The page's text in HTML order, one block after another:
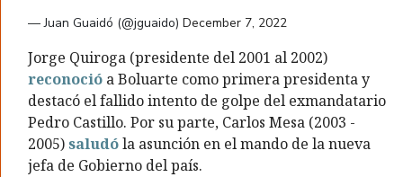
— Juan Guaidó (@jguaido)December 7, 2022
Jorge Quiroga (presidente del 2001 al 2002)
reconoció a Boluarte como primera presidenta y
destacó el fallido intento de golpe del exmandatario
Pedro Castillo. Por su parte, Carlos Mesa (2003 -
2005) saludóla asunción en el mando de la nueva
jefa de Gobierno del país.